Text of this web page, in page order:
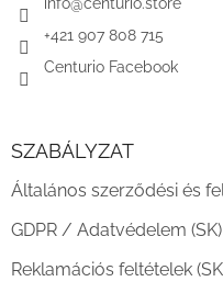
info@centurio.store
+421 907 808 715
Centurio Facebook
SZABÁLYZAT
Általános szerződési és
GDPR / Adatvédelem (SK)
Reklamációs feltételek